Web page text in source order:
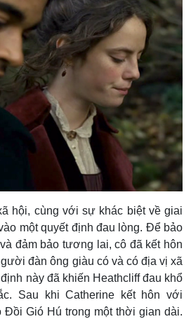
hội, cùng với sự khác biệt về giai
một quyết định đau lòng. Để bảo
đảm bảo tương lai, cô đã kết hôn
đàn ông giàu có và có địa vị xã
này đã khiến Heathcliff đau khổ
Sau khi Catherine kết hôn với
Đồi Gió Hú trong một thời gian dài.